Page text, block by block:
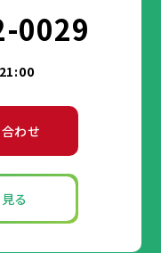
0029
わせ
る